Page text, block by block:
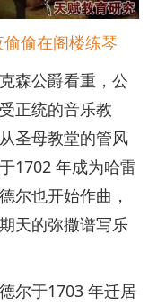
偷在阁楼练琴
公爵看重，公
正统的音乐教
圣母教堂的管风
1702 年成为哈雷
尔也开始作曲，
天的弥撒谱写乐
于1703 年迁居